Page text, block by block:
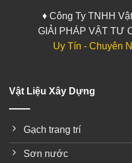
♦ Công Ty TNHH
GIẢI PHÁP VẬT TƯ
Uy Tín - Chuyên
Vật Liệu Xây Dựng
Gạch trang trí
Sơn nước